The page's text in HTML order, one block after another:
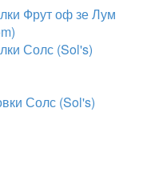
Фрут оф зе Лум
Солс (Sol's)
Солс (Sol's)